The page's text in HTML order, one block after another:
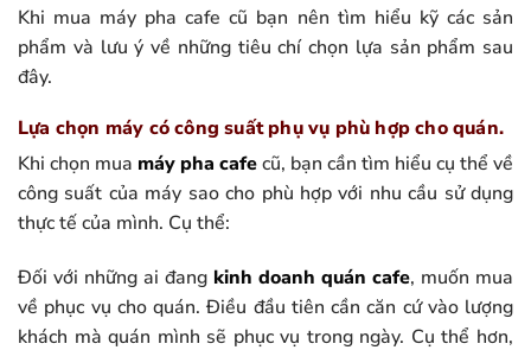
Khi mua máy pha cafe cũ bạn nên tìm hiểu kỹ các sản
phẩm và lưu ý về những tiêu chí chọn lựa sản phẩm sau
đây.
Lựa chọn máy có công suất phụ vụ phù hợp cho quán.
Khi chọn mua máy pha cafecũ, bạn cần tìm hiểu cụ thể về
công suất của máy sao cho phù hợp với nhu cầu sử dụng
thực tế của mình. Cụ thể:
Đối với những ai đang kinh doanh quán cafe, muốn mua
về phục vụ cho quán. Điều đầu tiên cần căn cứ vào lượng
khách mà quán mình sẽ phục vụ trong ngày. Cụ thể hơn,